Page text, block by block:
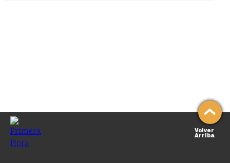
Volver
Arriba